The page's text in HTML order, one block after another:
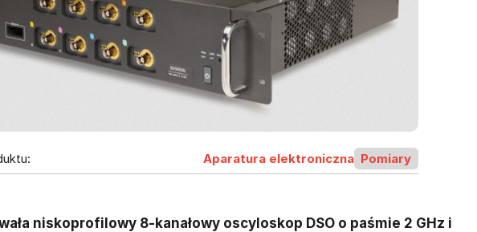
Aparatura elektroniczna Pomiary
niskoprofilowy 8-kanałowy oscyloskop DSO o paśmie 2 GHz i